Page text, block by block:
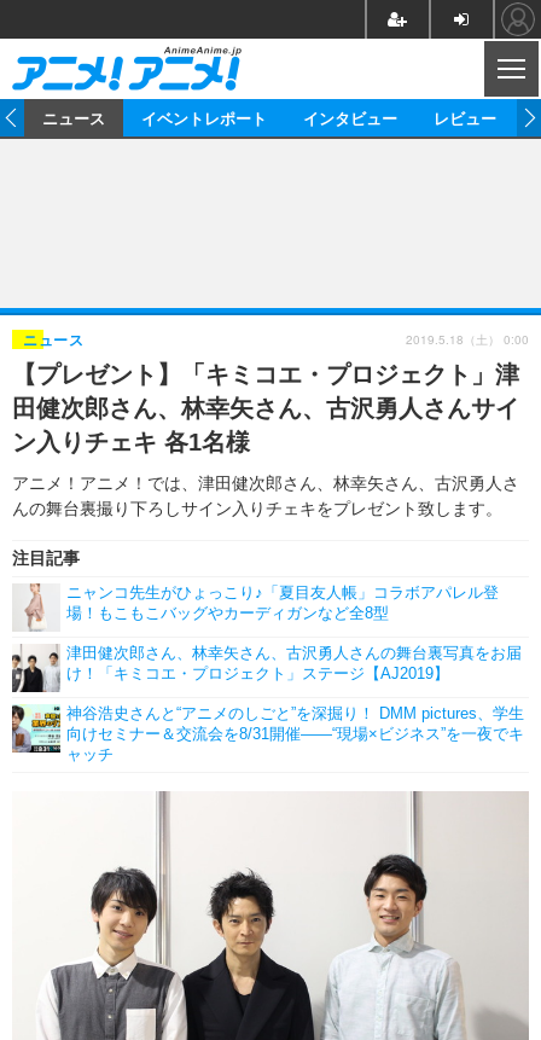
ゲーム グッズ
イベント 海外
海外イベント ビジネス
俳優・タレント アーティスト
ビジネス
アニメ 実写
書評 イベント
ゲーム 座談会
動画
アニメ
アニメ！アニメ！TV ABEMA Cafe
連載・コラム
ニュース イベントレポート インタビュー レビュー
【プレゼント】「キミコエ・プロジェクト」津
田健次郎さん、林幸矢さん、古沢勇人さんサイ
ン入りチェキ 各1名様
アニメ！アニメ！では、津田健次郎さん、林幸矢さん、古沢勇人さ
んの舞台裏撮り下ろしサイン入りチェキをプレゼント致します。
ニュース
注目記事
ニャンコ先生がひょっこり♪「夏目友人帳」コラボアパレル登
場！もこもこバッグやカーディガンなど全8型
津田健次郎さん、林幸矢さん、古沢勇人さんの舞台裏写真をお届
け！「キミコエ・プロジェクト」ステージ【AJ2019】
神谷浩史さんと“アニメのしごと”を深掘り！ DMM pictures、学生
向けセミナー＆交流会を8/31開催――“現場×ビジネス”を一夜でキ
ャッチ
2019.5.18（土） 0:00